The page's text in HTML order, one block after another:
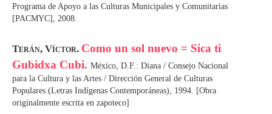
Programa de Apoyo a las Culturas Municipales y Comunitarias
[PACMYC], 2008.
Terán, Víctor. Como un sol nuevo = Sica ti
Gubidxa Cubi. México, D.F.: Diana / Consejo Nacional
para la Cultura y las Artes / Dirección General de Culturas
Populares (Letras Indígenas Contemporáneas), 1994. [Obra
originalmente escrita en zapoteco]